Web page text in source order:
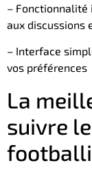
– Fonctionnalité
aux discussions
– Interface
vos préférences
La
suivre